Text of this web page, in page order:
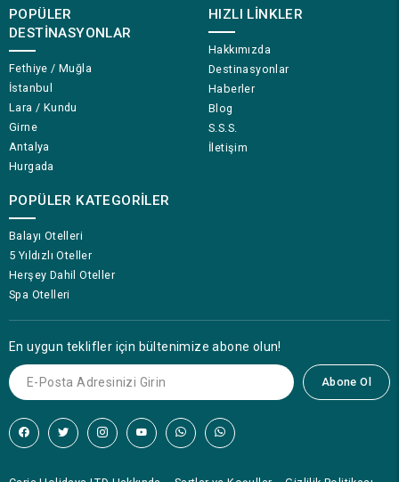
POPÜLER
DESTINASYONLAR
Fethiye / Muğla
İstanbul
Lara / Kundu
Girne
Antalya
Hurgada
POPÜLER KATEGORILER
Balayı Otelleri
5 Yıldızlı Oteller
Herşey Dahil Oteller
Spa Otelleri
HIZLI LINKLER
Hakkımızda
Destinasyonlar
Haberler
Blog
S.S.S.
İletişim
En uygun teklifler için bültenimize abone olun!
Abone Ol